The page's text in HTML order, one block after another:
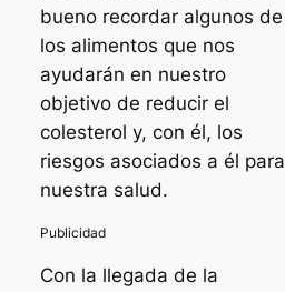
bueno recordar algunos de
los alimentos que nos
ayudarán en nuestro
objetivo de reducir el
colesterol y, con él, los
riesgos asociados a él para
nuestra salud.
Con la llegada de la